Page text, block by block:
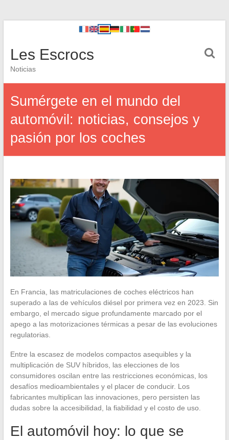
Les Escrocs
Noticias
Sumérgete en el mundo del
automóvil: noticias, consejos y
pasión por los coches
En Francia, las matriculaciones de coches eléctricos han
superado a las de vehículos diésel por primera vez en 2023. Sin
embargo, el mercado sigue profundamente marcado por el
apego a las motorizaciones térmicas a pesar de las evoluciones
regulatorias.
Entre la escasez de modelos compactos asequibles y la
multiplicación de SUV híbridos, las elecciones de los
consumidores oscilan entre las restricciones económicas, los
desafíos medioambientales y el placer de conducir. Los
fabricantes multiplican las innovaciones, pero persisten las
dudas sobre la accesibilidad, la fiabilidad y el costo de uso.
El automóvil hoy: lo que se